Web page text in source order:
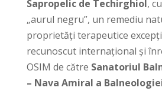
Sapropelic de Techirghiol,
„aurul negru”, un remediu
proprietăți terapeutice
recunoscut internațional și
OSIM de către Sanatoriul
– Nava Amiral a